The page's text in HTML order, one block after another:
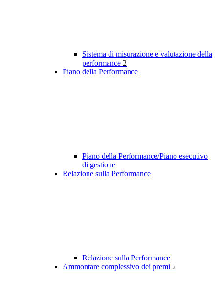
Sistema di misurazione e valutazione della
performance 2
Piano della Performance
Piano della Performance/Piano esecutivo
di gestione
Relazione sulla Performance
Relazione sulla Performance
Ammontare complessivo dei premi 2